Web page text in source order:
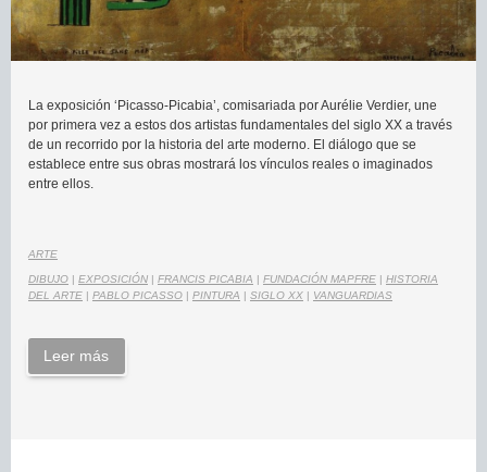
La exposición ‘Picasso-Picabia’, comisariada por Aurélie Verdier, une
por primera vez a estos dos artistas fundamentales del siglo XX a través
de un recorrido por la historia del arte moderno. El diálogo que se
establece entre sus obras mostrará los vínculos reales o imaginados
entre ellos.
ARTE
DIBUJO EXPOSICIÓN FRANCIS PICABIA FUNDACIÓN MAPFRE
HISTORIA
DEL ARTE
PABLO PICASSO PINTURA SIGLO XX VANGUARDIAS
Leer más